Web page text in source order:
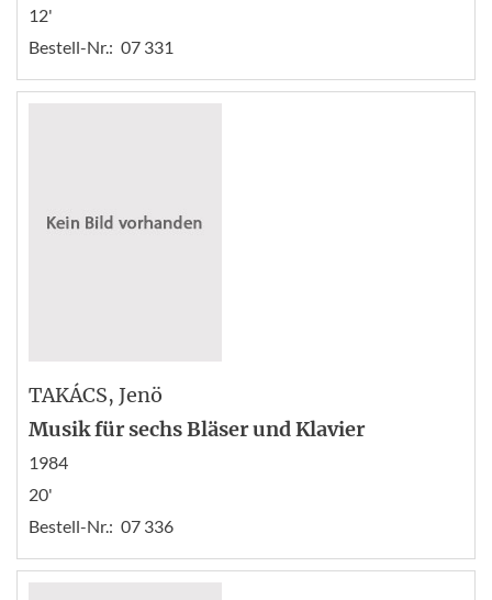
12'
Bestell-Nr.: 07 331
TAKÁCS, Jenö
Musik für sechs Bläser und Klavier
1984
20'
Bestell-Nr.: 07 336